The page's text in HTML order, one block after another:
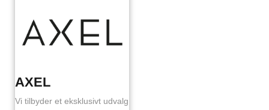
AXEL
Vi tilbyder et eksklusivt udvalg